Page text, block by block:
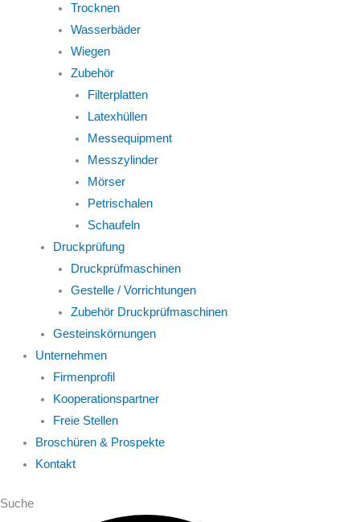
Trocknen
Wasserbäder
Wiegen
Zubehör
Filterplatten
Latexhüllen
Messequipment
Messzylinder
Mörser
Petrischalen
Schaufeln
Druckprüfung
Druckprüfmaschinen
Gestelle / Vorrichtungen
Zubehör Druckprüfmaschinen
Gesteinskörnungen
Unternehmen
Firmenprofil
Kooperationspartner
Freie Stellen
Broschüren & Prospekte
Kontakt
Suche